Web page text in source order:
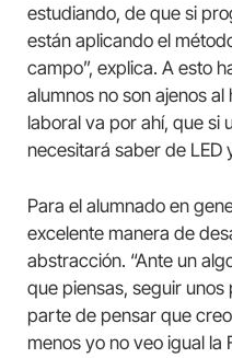
estudiando, de que si
están aplicando el
campo”, explica. A esto
alumnos no son ajenos
laboral va por ahí, que si
necesitará saber de LED
Para el alumnado en
excelente manera de
abstracción. “Ante un
que piensas, seguir unos
parte de pensar que
menos yo no veo igual la